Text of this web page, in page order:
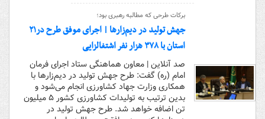
برکات طرحی که مطالبه رهبری بود؛
جهش تولید در دیم‌زارها | اجرای موفق طرح در۲۱
استان با ۳۷۸ هزار نفر اشتغالزایی
صد آنلاین | معاون هماهنگی ستاد اجرای فرمان
امام (ره) گفت: طرح جهش تولید در دیم‌زارها با
همکاری وزارت جهاد کشاورزی انجام می‌شود و
بدین ترتیب به تولیدات کشاورزی کشور ۵ میلیون
تن اضافه خواهد شد. طرح جهش تولید در